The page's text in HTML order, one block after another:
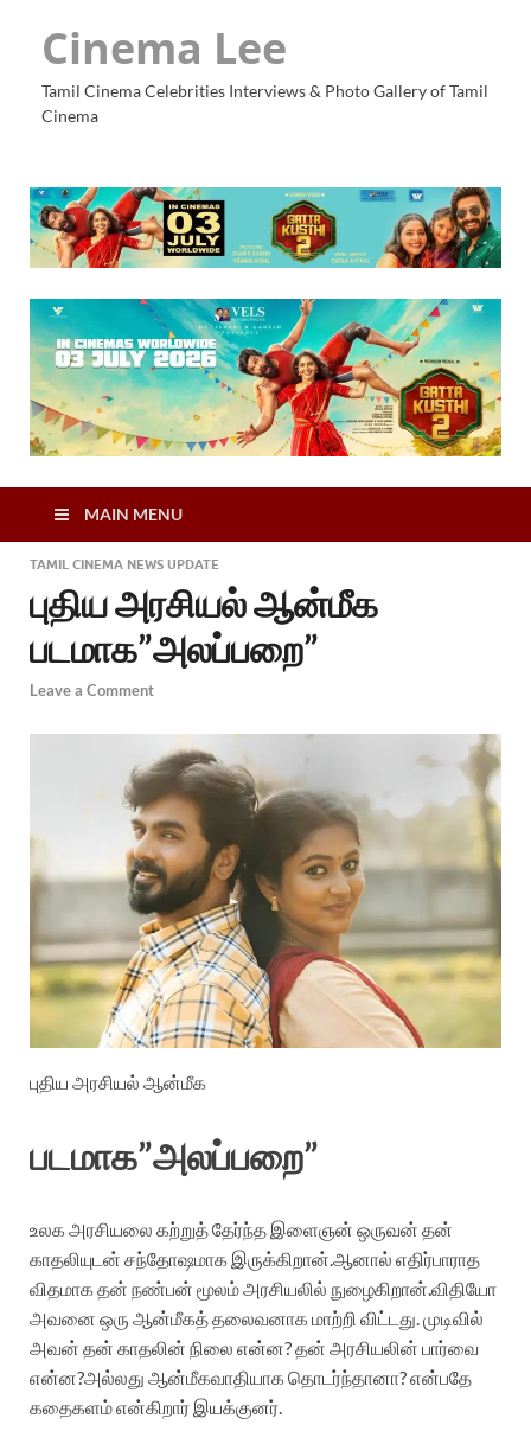
Cinema Lee
Tamil Cinema Celebrities Interviews & Photo Gallery of Tamil
Cinema
MAIN MENU
TAMIL CINEMA NEWS UPDATE
புதிய அரசியல் ஆன்மீக
படமாக”அலப்பறை”
Leave a Comment
புதிய அரசியல் ஆன்மீக
படமாக”அலப்பறை”
உலக அரசியலை கற்றுத் தேர்ந்த இளைஞன் ஒருவன் தன்
காதலியுடன் சந்தோஷமாக இருக்கிறான்.ஆனால் எதிர்பாராத
விதமாக தன் நண்பன் மூலம் அரசியலில் நுழைகிறான்.விதியோ
அவனை ஒரு ஆன்மீகத் தலைவனாக மாற்றி விட்டது. முடிவில்
அவன் தன் காதலின் நிலை என்ன? தன் அரசியலின் பார்வை
என்ன?அல்லது ஆன்மீகவாதியாக தொடர்ந்தானா? என்பதே
கதைகளம் என்கிறார் இயக்குனர்.